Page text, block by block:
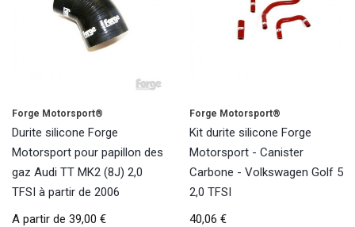
Forge Motorsport®
Durite silicone Forge
Motorsport pour papillon des
gaz Audi TT MK2 (8J) 2,0
TFSI à partir de 2006
A partir de 39,00 €
Forge Motorsport®
Kit durite silicone Forge
Motorsport - Canister
Carbone - Volkswagen Golf 5
2,0 TFSI
40,06 €